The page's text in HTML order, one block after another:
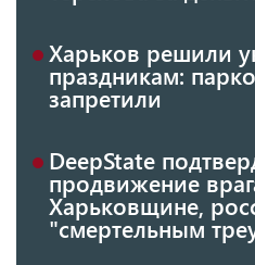
Харьков решили
праздникам:
запретили
DeepState
продвижение
Харьковщине,
"смертельным